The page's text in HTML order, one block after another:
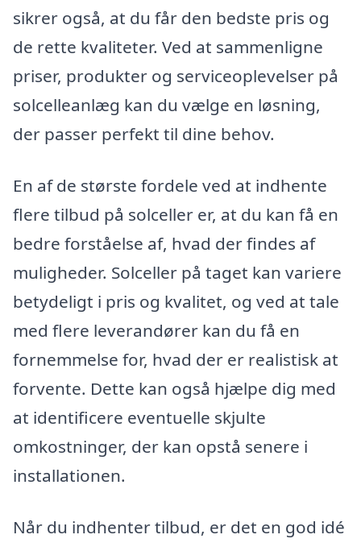
sikrer også, at du får den bedste pris og
de rette kvaliteter. Ved at sammenligne
priser, produkter og serviceoplevelser på
solcelleanlæg kan du vælge en løsning,
der passer perfekt til dine behov.
En af de største fordele ved at indhente
flere tilbud på solceller er, at du kan få en
bedre forståelse af, hvad der findes af
muligheder. Solceller på taget kan variere
betydeligt i pris og kvalitet, og ved at tale
med flere leverandører kan du få en
fornemmelse for, hvad der er realistisk at
forvente. Dette kan også hjælpe dig med
at identificere eventuelle skjulte
omkostninger, der kan opstå senere i
installa­tionen.
Når du indhenter tilbud, er det en god idé